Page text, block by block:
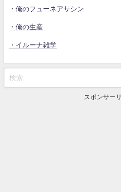
・俺のフューネアサシン
・俺の生産
・イルーナ雑学
スポンサー